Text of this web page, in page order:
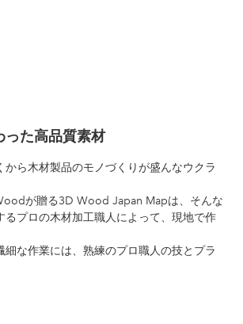
った高品質素材
から木材製品のモノづくりが盛んなウクラ
が贈る3D Wood Japan Mapは、そんな
るプロの木材加工職人によって、現地で作
細な作業には、熟練のプロ職人の技とプラ